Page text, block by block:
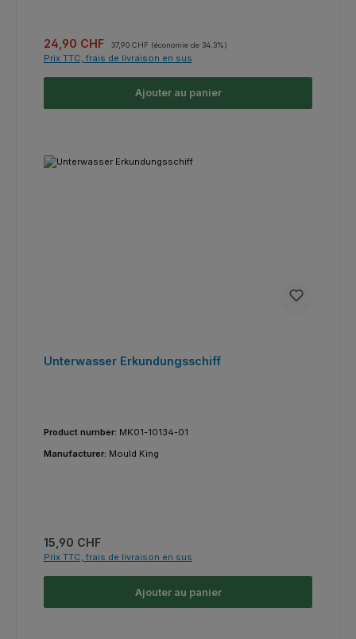
Prix de vente :
24,90 CHF 37,90 CHF (économie de 34.3%)
Prix TTC, frais de livraison en sus
Ajouter au panier
Unterwasser Erkundungsschiff
Product number: MK01-10134-01
Manufacturer: Mould King
Prix régulier :
15,90 CHF
Prix TTC, frais de livraison en sus
Ajouter au panier